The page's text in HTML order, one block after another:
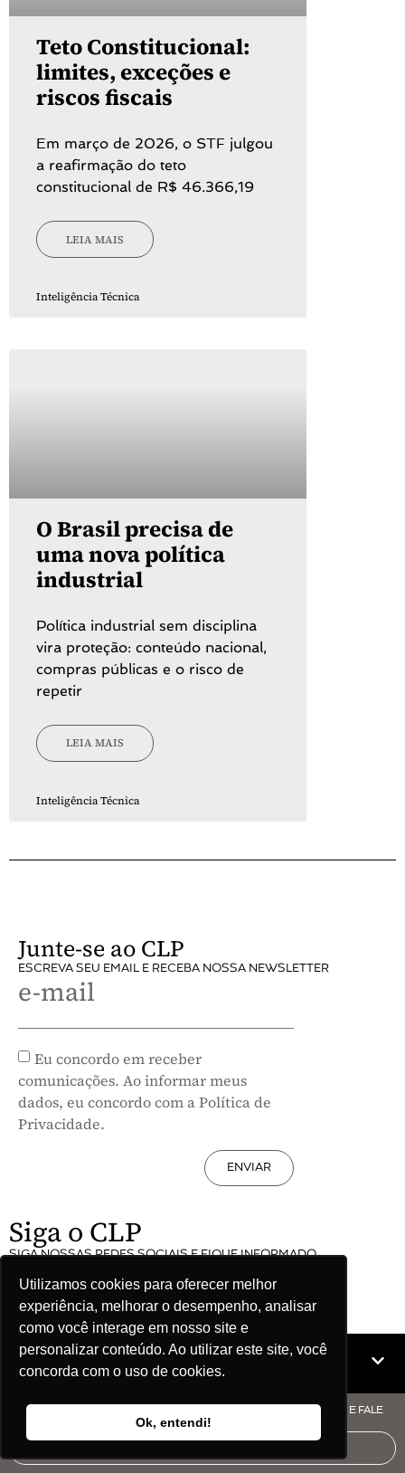
Utilizamos cookies para oferecer melhor
experiência, melhorar o desempenho, analisar
como você interage em nosso site e
personalizar conteúdo. Ao utilizar este site, você
concorda com o uso de cookies.
Ok, entendi!
Teto Constitucional:
limites, exceções e
riscos fiscais
Em março de 2026, o STF julgou
a reafirmação do teto
constitucional de R$ 46.366,19
LEIA MAIS
Inteligência Técnica
O Brasil precisa de
uma nova política
industrial
Política industrial sem disciplina
vira proteção: conteúdo nacional,
compras públicas e o risco de
repetir
LEIA MAIS
Inteligência Técnica
Junte-se ao CLP
ESCREVA SEU EMAIL E RECEBA NOSSA NEWSLETTER
e-mail
Eu concordo em receber
comunicações. Ao informar meus
dados, eu concordo com a Política de
Privacidade.
ENVIAR
Siga o CLP
SIGA NOSSAS REDES SOCIAIS E FIQUE INFORMADO
Mapa do site
© COPYRIGHT CLP - CNPJ: 09.512.143/0001-57 - CLIQUE AQUI E FALE
COM O CLP